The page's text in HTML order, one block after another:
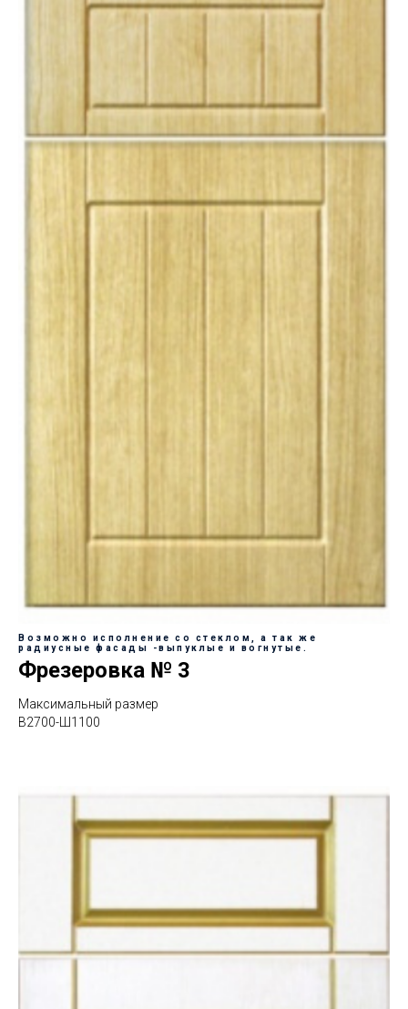
Возможно исполнение со стеклом, а так же
радиусные фасады -выпуклые и вогнутые.
Фрезеровка № 3
Максимальный размер
В2700-Ш1100